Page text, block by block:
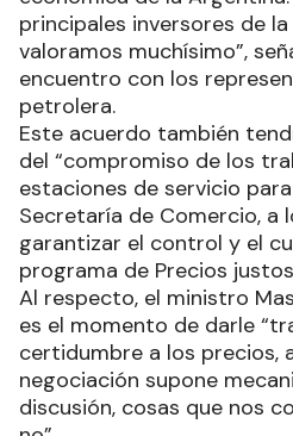
principales inversores de
valoramos muchísimo”,
encuentro con los
petrolera.
Este acuerdo también
del “compromiso de los
estaciones de servicio
Secretaría de Comercio, a
garantizar el control y el
programa de Precios
Al respecto, el ministro
es el momento de darle
certidumbre a los precios,
negociación supone
discusión, cosas que nos